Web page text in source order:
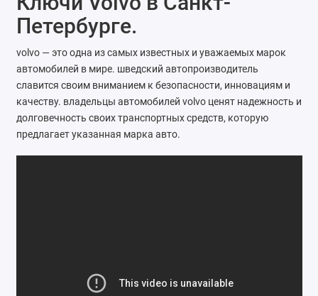
Ремонт сумок
Ремонт зонтов
Петербурге.
volvo — это одна из самых известных и уважаемых марок
автомобилей в мире. шведский автопроизводитель
славится своим вниманием к безопасности, инновациям и
качеству. владельцы автомобилей volvo ценят надежность и
долговечность своих транспортных средств, которую
предлагает указанная марка авто.